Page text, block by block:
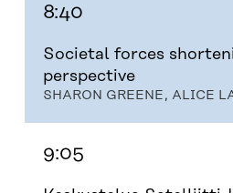
8:40
Societal forces
perspective
SHARON GREENE, ALICE
9:05